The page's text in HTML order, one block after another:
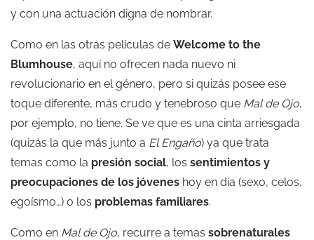
y con una actuación digna de nombrar.
Como en las otras películas de Welcome to the
Blumhouse, aquí no ofrecen nada nuevo ni
revolucionario en el género, pero si quizás posee ese
toque diferente, más crudo y tenebroso que Mal de Ojo,
por ejemplo, no tiene. Se ve que es una cinta arriesgada
(quizás la que más junto a El Engaño) ya que trata
temas como la presión social, los sentimientos y
preocupaciones de los jóvenes hoy en día (sexo, celos,
egoísmo…) o los problemas familiares.
Como en Mal de Ojo, recurre a temas sobrenaturales